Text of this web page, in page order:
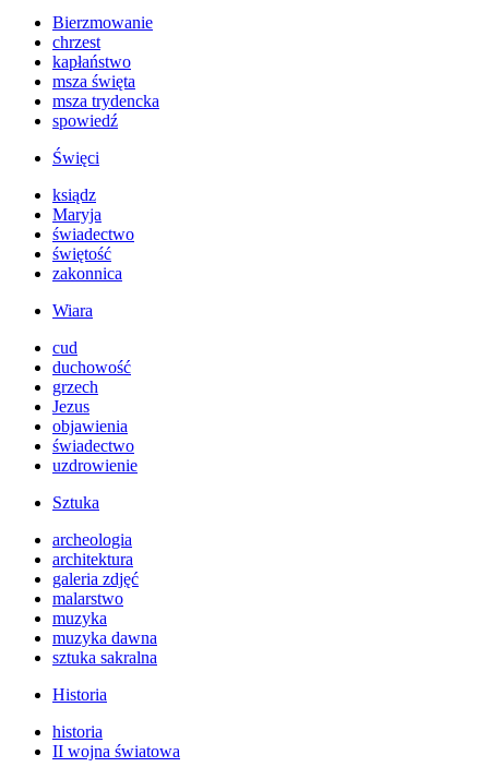
Bierzmowanie
chrzest
kapłaństwo
msza święta
msza trydencka
spowiedź
Święci
ksiądz
Maryja
świadectwo
świętość
zakonnica
Wiara
cud
duchowość
grzech
Jezus
objawienia
świadectwo
uzdrowienie
Sztuka
archeologia
architektura
galeria zdjęć
malarstwo
muzyka
muzyka dawna
sztuka sakralna
Historia
historia
II wojna światowa